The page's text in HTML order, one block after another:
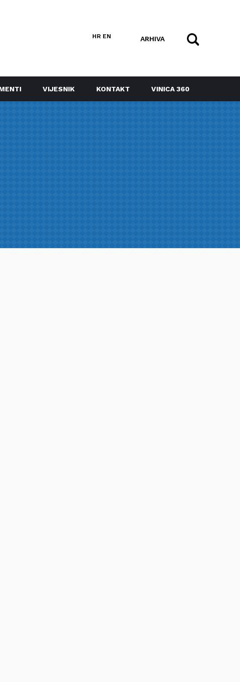
HR EN ARHIVA
VIJESNIK KONTAKT VINICA 360